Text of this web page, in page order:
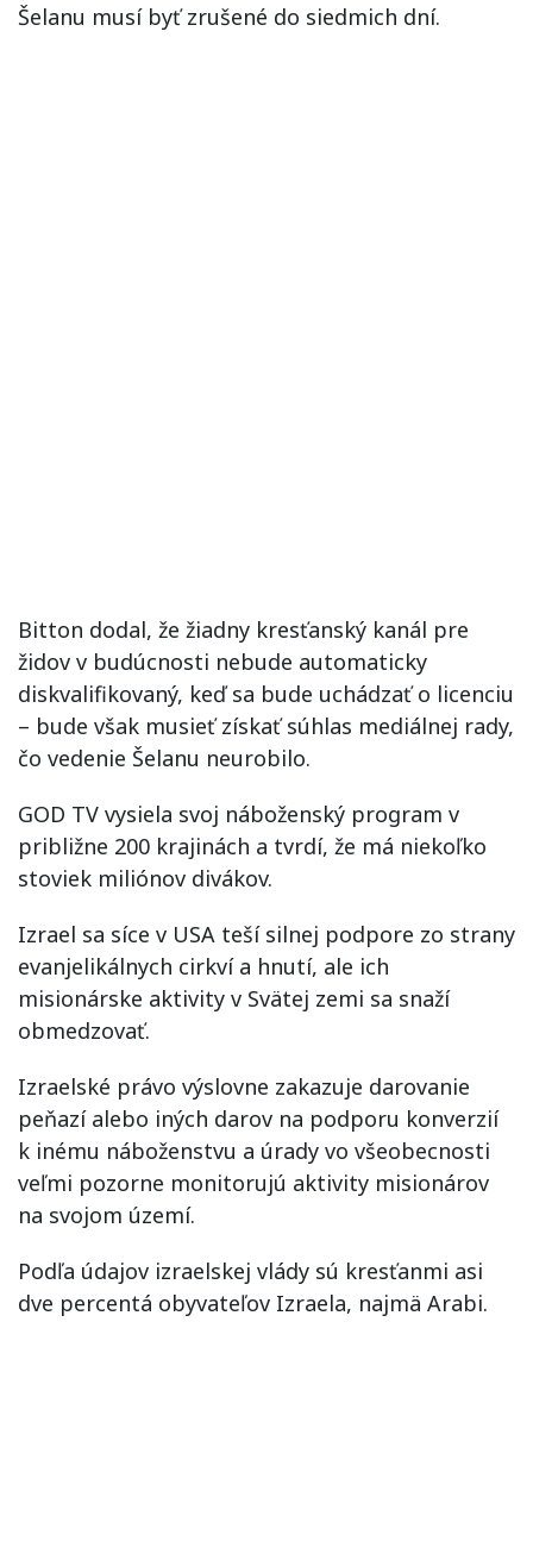
Šelanu musí byť zrušené do siedmich dní.
Bitton dodal, že žiadny kresťanský kanál pre
židov v budúcnosti nebude automaticky
diskvalifikovaný, keď sa bude uchádzať o licenciu
– bude však musieť získať súhlas mediálnej rady,
čo vedenie Šelanu neurobilo.
GOD TV vysiela svoj náboženský program v
približne 200 krajinách a tvrdí, že má niekoľko
stoviek miliónov divákov.
Izrael sa síce v USA teší silnej podpore zo strany
evanjelikálnych cirkví a hnutí, ale ich
misionárske aktivity v Svätej zemi sa snaží
obmedzovať.
Izraelské právo výslovne zakazuje darovanie
peňazí alebo iných darov na podporu konverzií
k inému náboženstvu a úrady vo všeobecnosti
veľmi pozorne monitorujú aktivity misionárov
na svojom území.
Podľa údajov izraelskej vlády sú kresťanmi asi
dve percentá obyvateľov Izraela, najmä Arabi.